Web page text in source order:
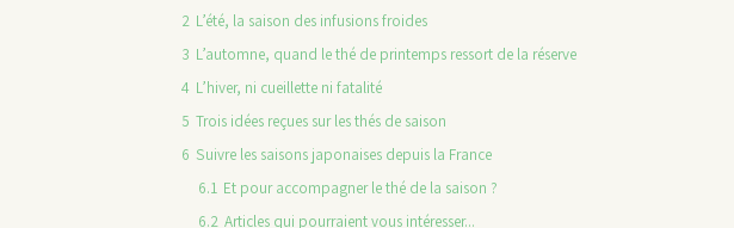
2 L’été, la saison des infusions froides
3 L’automne, quand le thé de printemps ressort de la réserve
4 L’hiver, ni cueillette ni fatalité
5 Trois idées reçues sur les thés de saison
6 Suivre les saisons japonaises depuis la France
6.1 Et pour accompagner le thé de la saison ?
6.2 Articles qui pourraient vous intéresser...